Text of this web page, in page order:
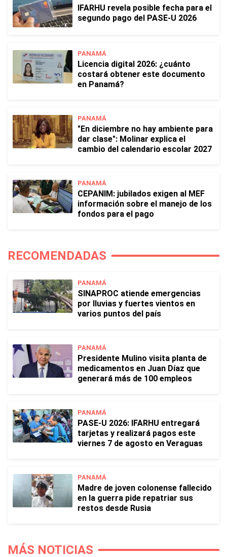
IFARHU revela posible fecha para el
segundo pago del PASE-U 2026
PANAMÁ
Licencia digital 2026: ¿cuánto
costará obtener este documento
en Panamá?
PANAMÁ
"En diciembre no hay ambiente para
dar clase": Molinar explica el
cambio del calendario escolar 2027
PANAMÁ
CEPANIM: jubilados exigen al MEF
información sobre el manejo de los
fondos para el pago
RECOMENDADAS
PANAMÁ
SINAPROC atiende emergencias
por lluvias y fuertes vientos en
varios puntos del país
PANAMÁ
Presidente Mulino visita planta de
medicamentos en Juan Díaz que
generará más de 100 empleos
PANAMÁ
PASE-U 2026: IFARHU entregará
tarjetas y realizará pagos este
viernes 7 de agosto en Veraguas
PANAMÁ
Madre de joven colonense fallecido
en la guerra pide repatriar sus
restos desde Rusia
MÁS NOTICIAS